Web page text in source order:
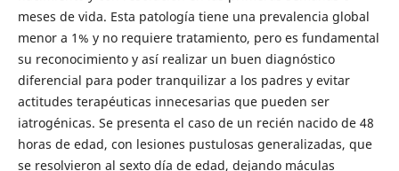
meses de vida. Esta patología tiene una prevalencia global
menor a 1% y no requiere tratamiento, pero es fundamental
su reconocimiento y así realizar un buen diagnóstico
diferencial para poder tranquilizar a los padres y evitar
actitudes terapéuticas innecesarias que pueden ser
iatrogénicas. Se presenta el caso de un recién nacido de 48
horas de edad, con lesiones pustulosas generalizadas, que
se resolvieron al sexto día de edad, dejando máculas